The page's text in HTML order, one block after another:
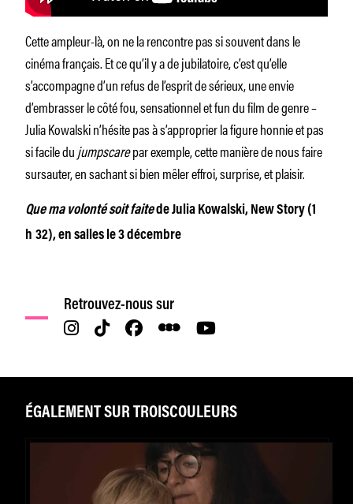
Cette ampleur-là, on ne la rencontre pas si souvent dans le
cinéma français. Et ce qu’il y a de jubilatoire, c’est qu’elle
s’accompagne d’un refus de l’esprit de sérieux, une envie
d’embrasser le côté fou, sensationnel et fun du film de genre –
Julia Kowalski n’hésite pas à s’approprier la figure honnie et pas
si facile dujumpscarepar exemple, cette manière de nous faire
sursauter, en sachant si bien mêler effroi, surprise, et plaisir.
Que ma volonté soit faitede Julia Kowalski, New Story (1
h 32), en salles le 3 décembre
Retrouvez-nous sur
ÉGALEMENT SUR TROISCOULEURS